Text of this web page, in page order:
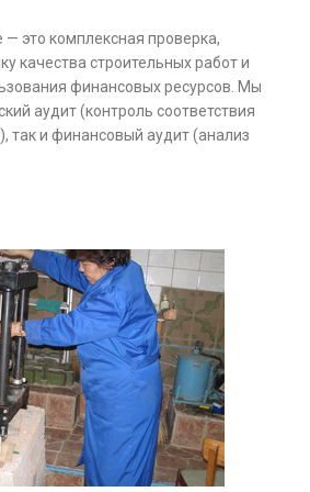
— это комплексная проверка,
качества строительных работ и
финансовых ресурсов. Мы
аудит (контроль соответствия
так и финансовый аудит (анализ
обоснованность проекта.